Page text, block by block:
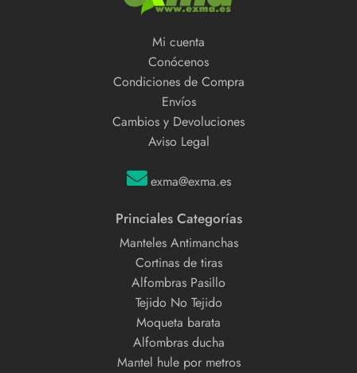
Mi cuenta
Conócenos
Condiciones de Compra
Envíos
Cambios y Devoluciones
Aviso Legal
exma@exma.es
Princiales Categorías
Manteles Antimanchas
Cortinas de tiras
Alfombras Pasillo
Tejido No Tejido
Moqueta barata
Alfombras ducha
Mantel hule por metros